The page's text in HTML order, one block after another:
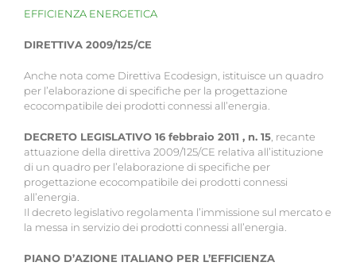
EFFICIENZA ENERGETICA
DIRETTIVA 2009/125/CE
Anche nota come Direttiva Ecodesign, istituisce un quadro
per l’elaborazione di specifiche per la progettazione
ecocompatibile dei prodotti connessi all’energia.
DECRETO LEGISLATIVO 16 febbraio 2011 , n. 15 , recante
attuazione della direttiva 2009/125/CE relativa all’istituzione
di un quadro per l’elaborazione di specifiche per
progettazione ecocompatibile dei prodotti connessi
all’energia.
Il decreto legislativo regolamenta l’immissione sul mercato e
la messa in servizio dei prodotti connessi all’energia.
PIANO D’AZIONE ITALIANO PER L’EFFICIENZA